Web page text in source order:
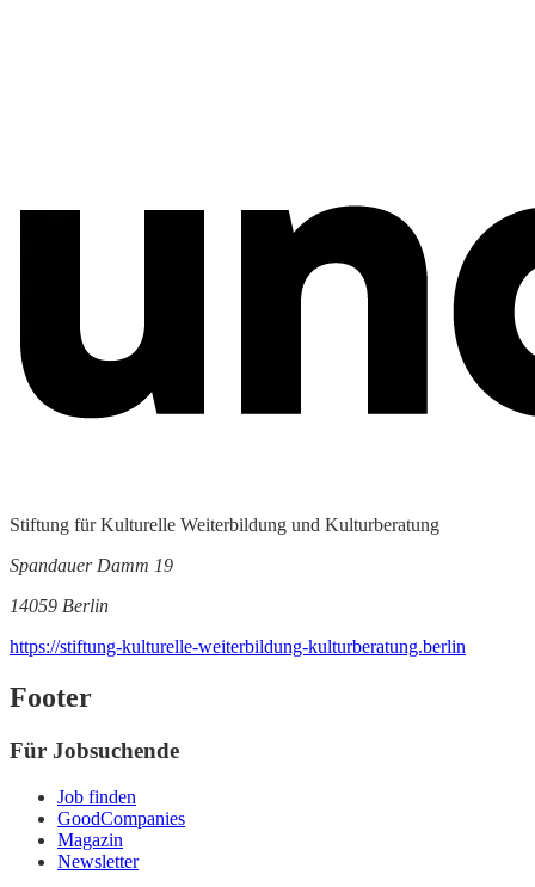
Stiftung für Kulturelle Weiterbildung und Kulturberatung
Spandauer Damm 19
14059 Berlin
https://stiftung-kulturelle-weiterbildung-kulturberatung.berlin
Footer
Für Jobsuchende
Job finden
GoodCompanies
Magazin
Newsletter